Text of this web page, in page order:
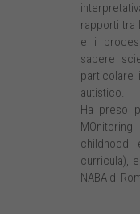
rapporti tra
e i
sapere
autistico.
Ha preso
childhood
curricula),
NABA di